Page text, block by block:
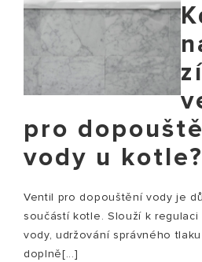
zí
pro
vody u kotle?
Ventil pro dopouštění vody je
součástí kotle. Slouží k regulaci
vody, udržování správného
doplně[...]